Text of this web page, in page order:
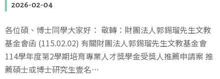
2026-02-04
各位碩、博士同學大家好： 敬轉：財團法人郭錫瑠先生文教
基金會函 (115.02.02) 有關財團法人郭錫瑠先生文教基金會
114學年度第2學期培育專業人才獎學金受獎人推薦申請案 推
薦碩士或博士研究生壹名…